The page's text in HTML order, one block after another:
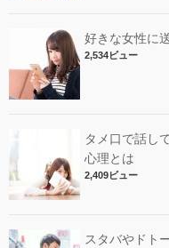
好きな女性に
2,534ビュー
タメ口で話し
心理とは
2,409ビュー
スタバやドト